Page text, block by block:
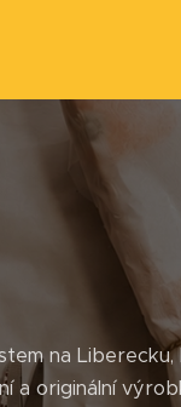
na
a originální